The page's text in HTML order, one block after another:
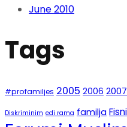
June 2010
Tags
#profamiljes 2005 2006 2007
Diskriminim edi rama familja